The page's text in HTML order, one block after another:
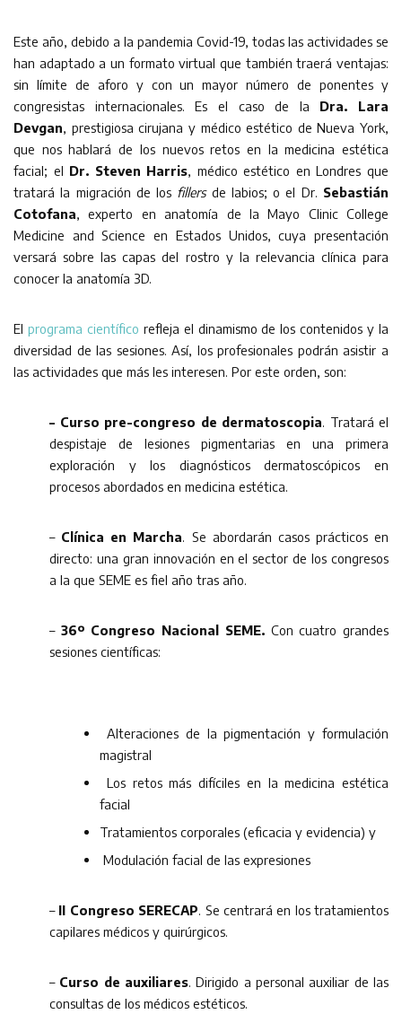
Este año, debido a la pandemia Covid-19, todas las actividades se
han adaptado a un formato virtual que también traerá ventajas:
sin límite de aforo y con un mayor número de ponentes y
congresistas internacionales. Es el caso de la Dra. Lara
Devgan, prestigiosa cirujana y médico estético de Nueva York,
que nos hablará de los nuevos retos en la medicina estética
facial; el Dr. Steven Harris, médico estético en Londres que
tratará la migración de los fillersde labios; o el Dr. Sebastián
Cotofana, experto en anatomía de la Mayo Clinic College
Medicine and Science en Estados Unidos, cuya presentación
versará sobre las capas del rostro y la relevancia clínica para
conocer la anatomía 3D.
El programa científico refleja el dinamismo de los contenidos y la
diversidad de las sesiones. Así, los profesionales podrán asistir a
las actividades que más les interesen. Por este orden, son:
– Curso pre-congreso de dermatoscopia. Tratará el
despistaje de lesiones pigmentarias en una primera
exploración y los diagnósticos dermatoscópicos en
procesos abordados en medicina estética.
– Clínica en Marcha. Se abordarán casos prácticos en
directo: una gran innovación en el sector de los congresos
a la que SEME es fiel año tras año.
–36º Congreso Nacional SEME.Con cuatro grandes
sesiones científicas:
Alteraciones de la pigmentación y formulación
magistral
Los retos más difíciles en la medicina estética
facial
Tratamientos corporales (eficacia y evidencia) y
Modulación facial de las expresiones
– II Congreso SERECAP. Se centrará en los tratamientos
capilares médicos y quirúrgicos.
–Curso de auxiliares. Dirigido a personal auxiliar de las
consultas de los médicos estéticos.